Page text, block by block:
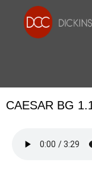
CAESAR BG